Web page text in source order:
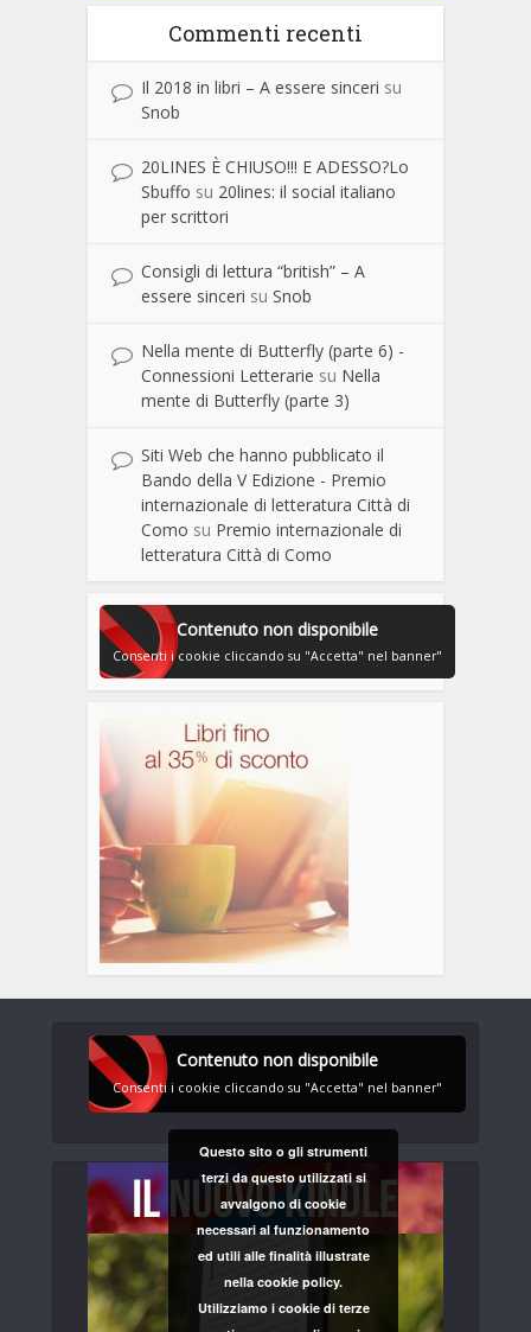
Commenti recenti
Il 2018 in libri – A essere sinceri su
Snob
20LINES È CHIUSO!!! E ADESSO?Lo
Sbuffo su 20lines: il social italiano
per scrittori
Consigli di lettura “british” – A
essere sinceri su Snob
Nella mente di Butterfly (parte 6) -
Connessioni Letterarie su Nella
mente di Butterfly (parte 3)
Siti Web che hanno pubblicato il
Bando della V Edizione - Premio
internazionale di letteratura Città di
Como su Premio internazionale di
letteratura Città di Como
Contenuto non disponibile
Consenti i cookie cliccando su "Accetta" nel banner"
Contenuto non disponibile
Consenti i cookie cliccando su "Accetta" nel banner"
Questo sito o gli strumenti
terzi da questo utilizzati si
avvalgono di cookie
necessari al funzionamento
ed utili alle finalità illustrate
nella cookie policy.
Utilizziamo i cookie di terze